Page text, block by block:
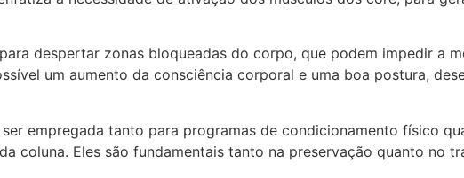
despertar zonas bloqueadas do corpo, que podem impedir a
um aumento da consciência corporal e uma boa postura,
empregada tanto para programas de condicionamento físico
coluna. Eles são fundamentais tanto na preservação quanto no